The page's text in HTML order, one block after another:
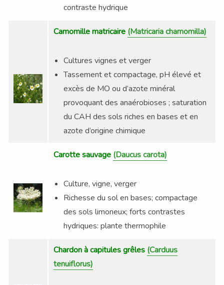
contraste hydrique
Camomille matricaire (Matricaria chamomilla)
Cultures vignes et verger
Tassement et compactage, pH élevé et
excès de MO ou d’azote minéral
provoquant des anaérobioses ; saturation
du CAH des sols riches en bases et en
azote d’origine chimique
Carotte sauvage (Daucus carota)
Culture, vigne, verger
Richesse du sol en bases; compactage
des sols limoneux; forts contrastes
hydriques: plante thermophile
Chardon à capitules grêles (Carduus
tenuiflorus)